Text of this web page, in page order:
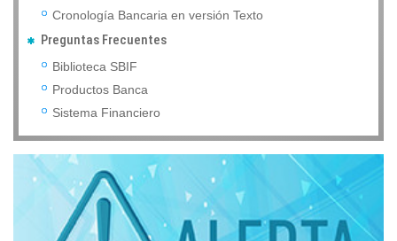
Cronología Bancaria en versión Texto
Preguntas Frecuentes
Biblioteca SBIF
Productos Banca
Sistema Financiero